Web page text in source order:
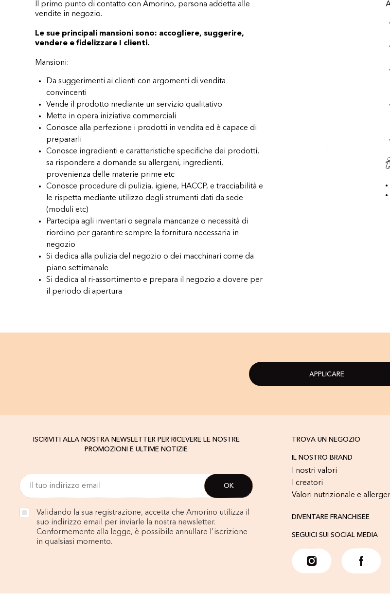
Il primo punto di contatto con Amorino, persona addetta alle
vendite in negozio.
Le sue principali mansioni sono: accogliere, suggerire,
vendere e fidelizzare I clienti.
Mansioni:
Da suggerimenti ai clienti con argomenti di vendita
convincenti
Vende il prodotto mediante un servizio qualitativo
Mette in opera iniziative commerciali
Conosce alla perfezione i prodotti in vendita ed è capace di
prepararli
Conosce ingredienti e caratteristiche specifiche dei prodotti,
sa rispondere a domande su allergeni, ingredienti,
provenienza delle materie prime etc
Conosce procedure di pulizia, igiene, HACCP, e tracciabilità e
le rispetta mediante utilizzo degli strumenti dati da sede
(moduli etc)
Partecipa agli inventari o segnala mancanze o necessità di
riordino per garantire sempre la fornitura necessaria in
negozio
Si dedica alla pulizia del negozio o dei macchinari come da
piano settimanale
Si dedica al ri-assortimento e prepara il negozio a dovere per
il periodo di apertura
APPLICARE
ISCRIVITI ALLA NOSTRA NEWSLETTER PER RICEVERE LE NOSTRE
PROMOZIONI E ULTIME NOTIZIE
Validando la sua registrazione, accetta che Amorino utilizza il
suo indirizzo email per inviarle la nostra newsletter.
Conformemente alla legge, è possibile annullare l'iscrizione
in qualsiasi momento.
TROVA UN NEGOZIO
IL NOSTRO BRAND
I nostri valori
I creatori
Valori nutrizionale e
DIVENTARE FRANCHISEE
SEGUICI SUI SOCIAL MEDIA